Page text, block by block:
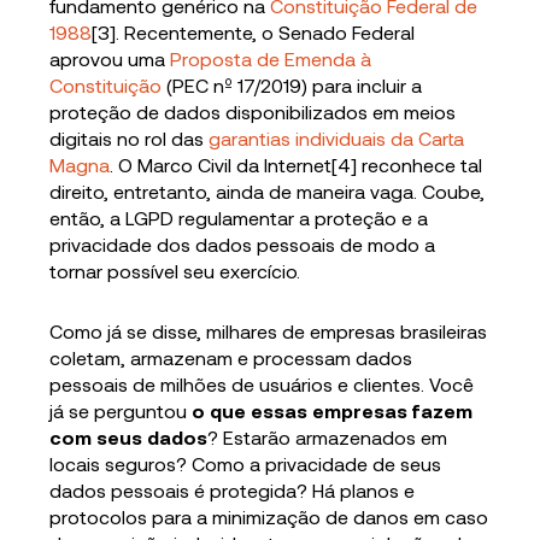
fundamento genérico naConstituição Federal de
1988[3]. Recentemente, o Senado Federal
aprovou umaProposta de Emenda à
Constituição (PEC nº 17/2019) para incluir a
proteção de dados disponibilizados em meios
digitais no rol dasgarantias individuais da Carta
Magna . O Marco Civil da Internet[4] reconhece tal
direito, entretanto, ainda de maneira vaga. Coube,
então, a LGPD regulamentar a proteção e a
privacidade dos dados pessoais de modo a
tornar possível seu exercício.
Como já se disse, milhares de empresas brasileiras
coletam, armazenam e processam dados
pessoais de milhões de usuários e clientes. Você
já se perguntou o que essas empresas fazem
com seus dados? Estarão armazenados em
locais seguros? Como a privacidade de seus
dados pessoais é protegida? Há planos e
protocolos para a minimização de danos em caso